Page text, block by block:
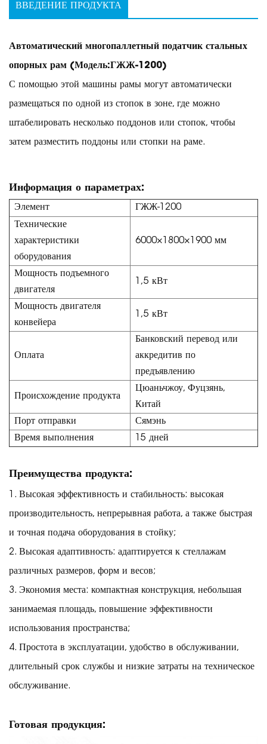
ВВЕДЕНИЕ ПРОДУКТА
Автоматический многопаллетный податчик стальных
опорных рам (Модель:ГЖЖ-1200)
С помощью этой машины рамы могут автоматически
размещаться по одной из стопок в зоне, где можно
штабелировать несколько поддонов или стопок, чтобы
затем разместить поддоны или стопки на раме.
Информация о параметрах:
Элемент
ГЖЖ-1200
Технические
характеристики
оборудования
6000×1800×1900 мм
Мощность подъемного
двигателя
1,5 кВт
Мощность двигателя
конвейера
1,5 кВт
Оплата
Банковский перевод или
аккредитив по
предъявлению
Происхождение продукта
Цюаньчжоу, Фуцзянь,
Китай
Порт отправки
Сямэнь
Время выполнения
15 дней
Преимущества продукта:
1. Высокая эффективность и стабильность: высокая
производительность, непрерывная работа, а также быстрая
и точная подача оборудования в стойку;
2. Высокая адаптивность: адаптируется к стеллажам
различных размеров, форм и весов;
3. Экономия места: компактная конструкция, небольшая
занимаемая площадь, повышение эффективности
использования пространства;
4. Простота в эксплуатации, удобство в обслуживании,
длительный срок службы и низкие затраты на техническое
обслуживание.
Готовая продукция: